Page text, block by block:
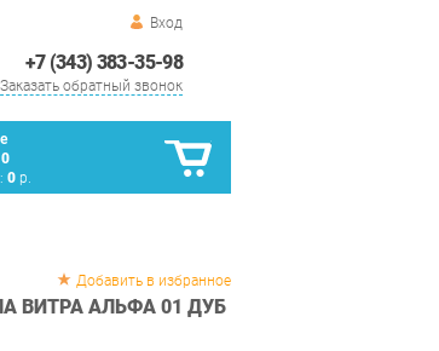
Вход
+7 (343) 383-35-98
Заказать обратный звонок
0
0 р.
Добавить в избранное
ВИТРА АЛЬФА 01 ДУБ